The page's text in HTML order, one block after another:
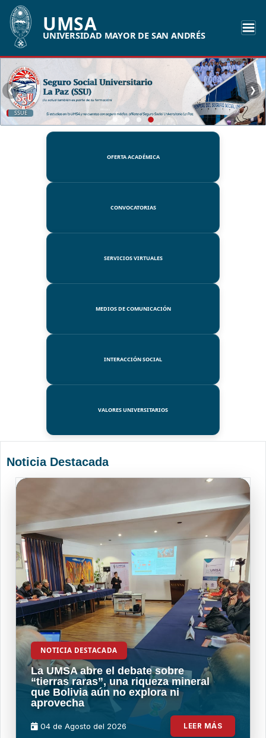
UMSA
UNIVERSIDAD MAYOR DE SAN ANDRÉS
SSUE
❮ ❯
OFERTA ACADÉMICA
CONVOCATORIAS
SERVICIOS VIRTUALES
MEDIOS DE COMUNICACIÓN
INTERACCIÓN SOCIAL
VALORES UNIVERSITARIOS
Noticia Destacada
NOTICIA DESTACADA
La UMSA abre el debate sobre
“tierras raras”, una riqueza mineral
que Bolivia aún no explora ni
aprovecha
04 de Agosto del 2026 LEER MÁS